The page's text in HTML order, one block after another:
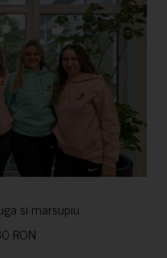
si marsupiu
RON